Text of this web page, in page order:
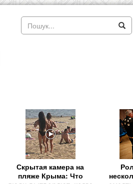
Скрытая камера на
пляже Крыма: Что